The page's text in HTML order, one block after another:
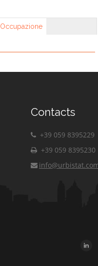
Occupazione
Contacts
+39 059 8395229
+39 059 8395230